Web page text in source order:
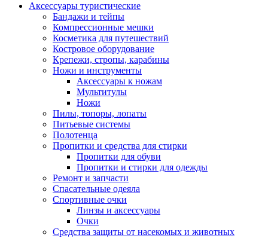
Аксессуары туристические
Бандажи и тейпы
Компрессионные мешки
Косметика для путешествий
Костровое оборудование
Крепежи, стропы, карабины
Ножи и инструменты
Аксессуары к ножам
Мультитулы
Ножи
Пилы, топоры, лопаты
Питьевые системы
Полотенца
Пропитки и средства для стирки
Пропитки для обуви
Пропитки и стирки для одежды
Ремонт и запчасти
Спасательные одеяла
Спортивные очки
Линзы и аксессуары
Очки
Средства защиты от насекомых и животных